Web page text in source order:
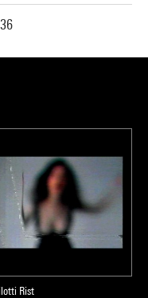
Rist